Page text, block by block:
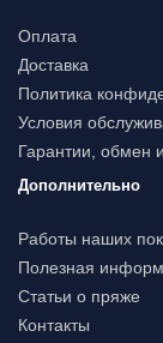
Оплата
Доставка
Политика
Условия
Гарантии, обмен
Дополнительно
Работы наших
Полезная
Статьи о пряже
Контакты